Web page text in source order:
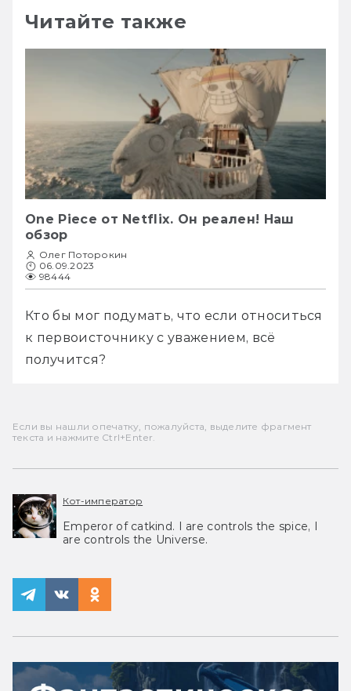
Читайте также
One Piece от Netflix. Он реален! Наш
обзор
Олег Поторокин
06.09.2023
98444
Кто бы мог подумать, что если относиться
к первоисточнику с уважением, всё
получится?
Если вы нашли опечатку, пожалуйста, выделите фрагмент
текста и нажмите Ctrl+Enter.
Кот-император
Emperor of catkind. I are controls the spice, I
are controls the Universe.